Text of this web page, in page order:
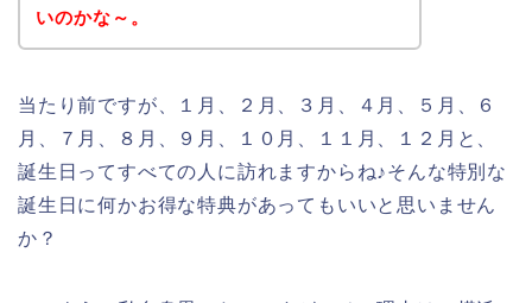
いのかな～。
当たり前ですが、１月、２月、３月、４月、５月、６
月、７月、８月、９月、１０月、１１月、１２月と、
誕生日ってすべての人に訪れますからね♪そんな特別な
誕生日に何かお得な特典があってもいいと思いません
か？